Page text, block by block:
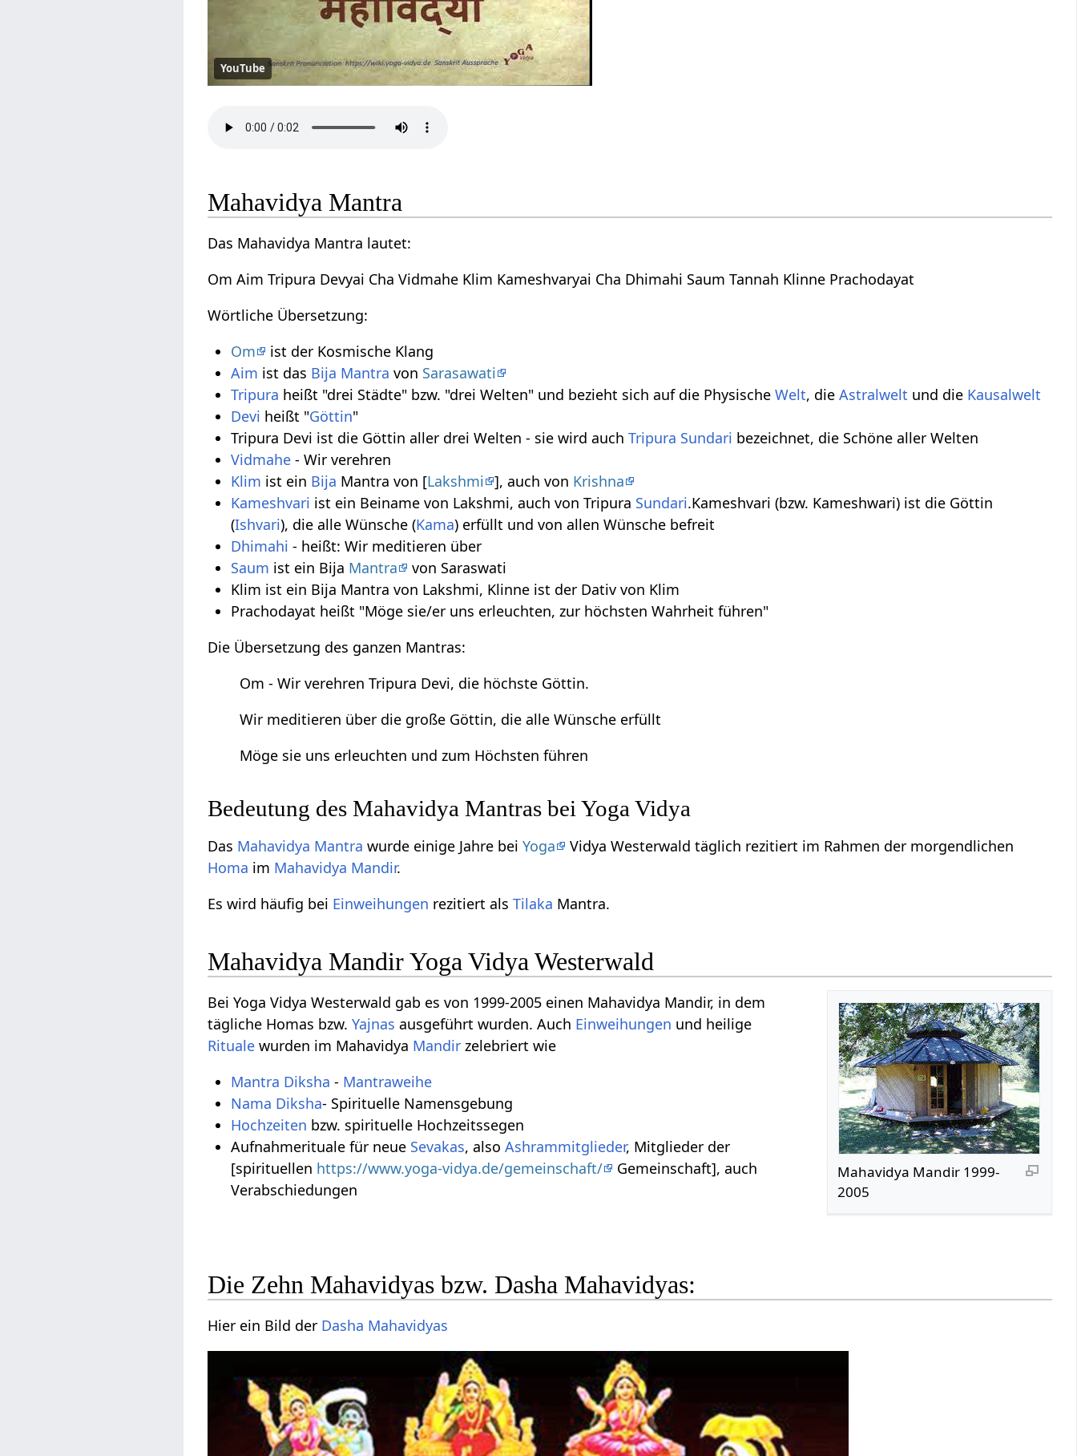
YouTube
Mahavidya Mantra
Das Mahavidya Mantra lautet:
Om Aim Tripura Devyai Cha Vidmahe Klim Kameshvaryai Cha Dhimahi Saum Tannah Klinne Prachodayat
Wörtliche Übersetzung:
Om
ist der Kosmische Klang
Aim ist das Bija Mantra von Sarasawati
Tripura heißt "drei Städte" bzw. "drei Welten" und bezieht sich auf die PhysischeWelt, dieAstralwelt und die Kausalwelt
Devi heißt "Göttin"
Tripura Devi ist die Göttin aller drei Welten - sie wird auchTripura Sundari bezeichnet, die Schöne aller Welten
Vidmahe - Wir verehren
Klim ist ein Bija Mantra von [Lakshmi ], auch von Krishna
Kameshvari ist ein Beiname von Lakshmi, auch von Tripura Sundari.Kameshvari (bzw. Kameshwari) ist die Göttin
(Ishvari), die alle Wünsche (Kama) erfüllt und von allen Wünsche befreit
Dhimahi - heißt: Wir meditieren über
Saum ist ein Bija Mantra
von Saraswati
Klim ist ein Bija Mantra von Lakshmi, Klinne ist der Dativ von Klim
Prachodayat heißt "Möge sie/er uns erleuchten, zur höchsten Wahrheit führen"
Die Übersetzung des ganzen Mantras:
Om - Wir verehren Tripura Devi, die höchste Göttin.
Wir meditieren über die große Göttin, die alle Wünsche erfüllt
Möge sie uns erleuchten und zum Höchsten führen
Bedeutung des Mahavidya Mantras bei Yoga Vidya
Das Mahavidya Mantra wurde einige Jahre beiYoga
Vidya Westerwald täglich rezitiert im Rahmen der morgendlichen
Homa im Mahavidya Mandir.
Es wird häufig bei Einweihungen rezitiert alsTilaka Mantra.
Mahavidya Mandir Yoga Vidya Westerwald
Mahavidya Mandir 1999-
2005
Bei Yoga Vidya Westerwald gab es von 1999-2005 einen Mahavidya Mandir, in dem
tägliche Homas bzw.Yajnas ausgeführt wurden. Auch Einweihungen und heilige
Rituale wurden im Mahavidya Mandir zelebriert wie
Mantra Diksha - Mantraweihe
Nama Diksha- Spirituelle Namensgebung
Hochzeiten bzw. spirituelle Hochzeitssegen
Aufnahmerituale für neue Sevakas, alsoAshrammitglieder, Mitglieder der
[spirituellen https://www.yoga-vidya.de/gemeinschaft/
Gemeinschaft], auch
Verabschiedungen
Die Zehn Mahavidyas bzw. Dasha Mahavidyas:
Hier ein Bild der Dasha Mahavidyas